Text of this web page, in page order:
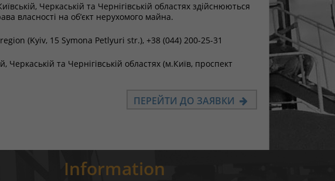
Черкаській та Чернігівській областях здійснюються
власності на об’єкт нерухомого майна.
(Kyiv, 15 Symona Petlyuri str.), +38 (044) 200-25-31
Черкаській та Чернігівській областях (м.Київ, проспект
ПЕРЕЙТИ ДО ЗАЯВКИ
Information